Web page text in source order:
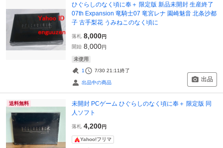
ひぐらしのなく頃に奉＋ 限定版 新品未開封 生産終了
07th Expansion 竜騎士07 竜宮レナ 園崎魅音 北条沙都
子 古手梨花 うみねこのなく頃に
落札 8,000円
開始 8,000円
未使用
1 7/30 21:11終了
出品中の商品 出品
送料無料
未開封 PCゲーム ひぐらしのなく頃に奉＋ 限定版 同
人ソフト
落札 4,200円
Yahoo!フリマ